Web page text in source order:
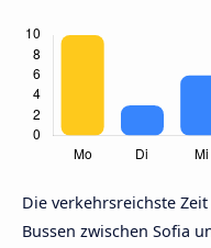
Die verkehrsreichste Zeit
Bussen zwischen Sofia